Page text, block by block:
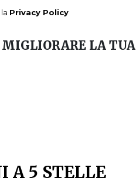
Privacy Policy
LA
A 5 STELLE